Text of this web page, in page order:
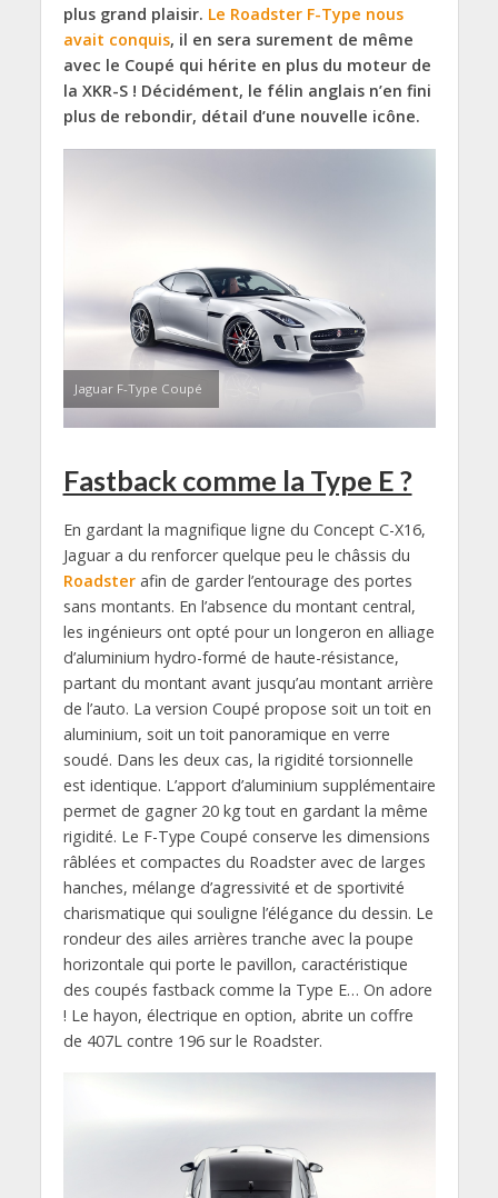
plus grand plaisir. Le Roadster F-Type nous
avait conquis, il en sera surement de même
avec le Coupé qui hérite en plus du moteur de
la XKR-S ! Décidément, le félin anglais n’en fini
plus de rebondir, détail d’une nouvelle icône.
Jaguar F-Type Coupé
Fastback comme la Type E ?
En gardant la magnifique ligne du Concept C-X16,
Jaguar a du renforcer quelque peu le châssis du
Roadsterafin de garder l’entourage des portes
sans montants. En l’absence du montant central,
les ingénieurs ont opté pour un longeron en alliage
d’aluminium hydro-formé de haute-résistance,
partant du montant avant jusqu’au montant arrière
de l’auto. La version Coupé propose soit un toit en
aluminium, soit un toit panoramique en verre
soudé. Dans les deux cas, la rigidité torsionnelle
est identique. L’apport d’aluminium supplémentaire
permet de gagner 20 kg tout en gardant la même
rigidité. Le F-Type Coupé conserve les dimensions
râblées et compactes du Roadster avec de larges
hanches, mélange d’agressivité et de sportivité
charismatique qui souligne l’élégance du dessin. Le
rondeur des ailes arrières tranche avec la poupe
horizontale qui porte le pavillon, caractéristique
des coupés fastback comme la Type E… On adore
! Le hayon, électrique en option, abrite un coffre
de 407L contre 196 sur le Roadster.